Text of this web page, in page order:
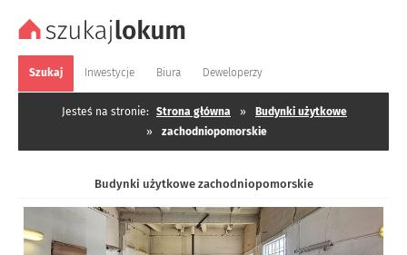
Szukaj Inwestycje Biura Deweloperzy
Jesteś na stronie: Strona główna »
Budynki użytkowe
»
zachodniopomorskie
Budynki użytkowe zachodniopomorskie